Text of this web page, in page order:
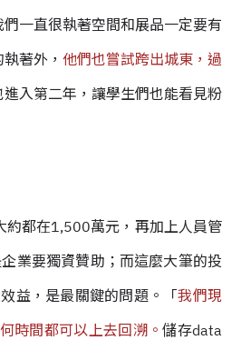
一直很執著空間和展品一定要有
著外， 他們也嘗試跨出城東，過
入第二年，讓學生們也能看見粉
約都在1,500萬元，再加上人員管
業要獨資贊助；而這麼大筆的投
益，是最關鍵的問題。「我們現
時間都可以上去回溯。儲存data